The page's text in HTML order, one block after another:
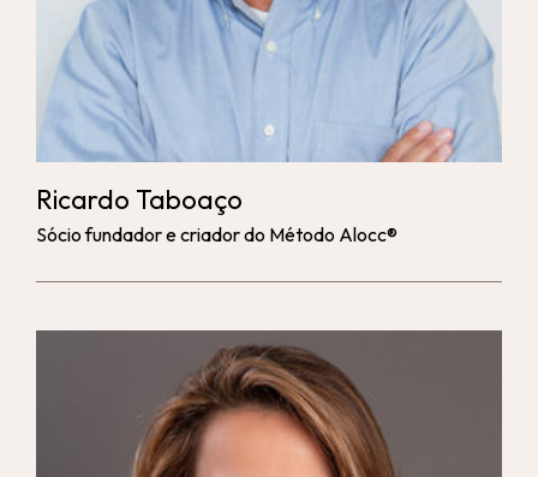
Ricardo Taboaço
Sócio fundador e criador do Método Alocc®